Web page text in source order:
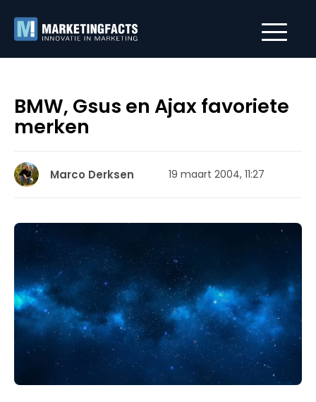
BMW, Gsus en Ajax favoriete
merken
Marco Derksen 19 maart 2004, 11:27